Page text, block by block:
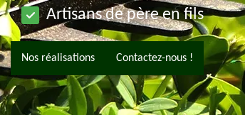
Artisans de père en fils
Nos réalisations Contactez-nous !